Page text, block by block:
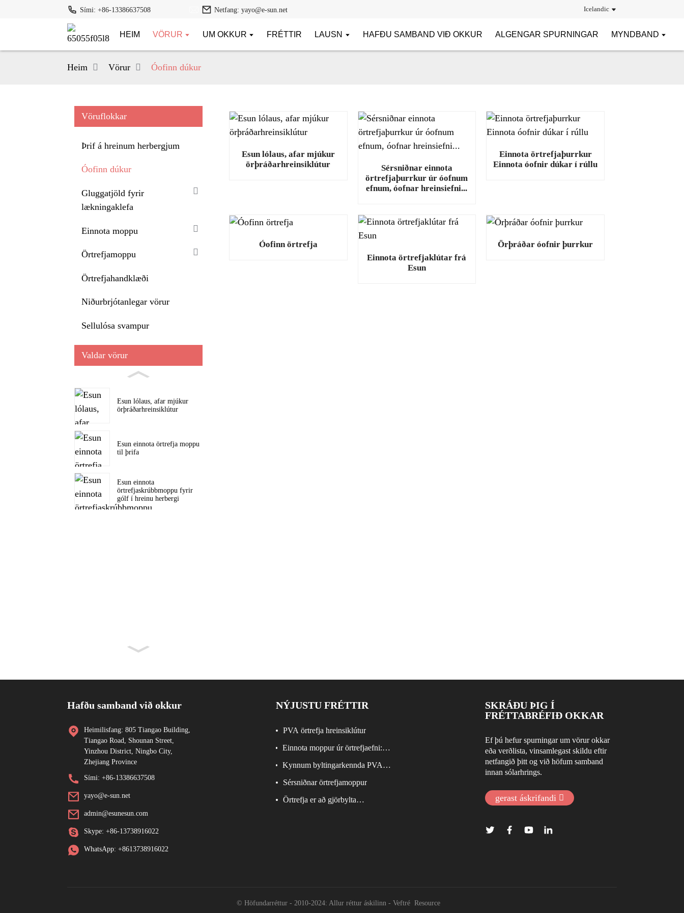
Sími: +86-13386637508 Netfang: yayo@e-sun.net Icelandic
HEIM VÖRUR UM OKKUR FRÉTTIR LAUSN HAFÐU SAMBAND VIÐ OKKUR ALGENGAR SPURNINGAR MYNDBAND
Heim Vörur Óofinn dúkur
Vöruflokkar
Þrif á hreinum herbergjum
Óofinn dúkur
Gluggatjöld fyrir
lækningaklefa
Einnota moppu
Örtrefjamoppu
Örtrefjahandklæði
Niðurbrjótanlegar vörur
Sellulósa svampur
Valdar vörur
Esun lólaus, afar mjúkur
örþráðarhreinsiklútur
Esun einnota örtrefja moppu
til þrifa
Esun einnota
örtrefjaskrúbbmoppu fyrir
gólf í hreinu herbergi
Esun lólaus, afar mjúkur
örþráðarhreinsiklútur
Sérsniðnar einnota
örtrefjaþurrkur úr óofnum
efnum, óofnar hreinsiefni...
Einnota örtrefjaþurrkur
Einnota óofnir dúkar í rúllu
Óofinn örtrefja
Einnota örtrefjaklútar frá
Esun
Örþráðar óofnir þurrkur
Hafðu samband við okkur
Heimilisfang: 805 Tiangao Building,
Tiangao Road, Shounan Street,
Yinzhou District, Ningbo City,
Zhejiang Province
Sími: +86-13386637508
yayo@e-sun.net
admin@esunesun.com
Skype: +86-13738916022
WhatsApp: +8613738916022
NÝJUSTU FRÉTTIR
PVA örtrefja hreinsiklútur
Einnota moppur úr örtrefjaefni:
Kynnum byltingarkennda PVA
örtrefjaklútinn okkar
Sérsniðnar örtrefjamoppur
Örtrefja er að gjörbylta
SKRÁÐU ÞIG Í
FRÉTTABRÉFIÐ OKKAR
Ef þú hefur spurningar um vörur okkar
eða verðlista, vinsamlegast skildu eftir
netfangið þitt og við höfum samband
innan sólarhrings.
gerast áskrifandi
© Höfundarréttur - 2010-2024: Allur réttur áskilinn - Veftré Resource